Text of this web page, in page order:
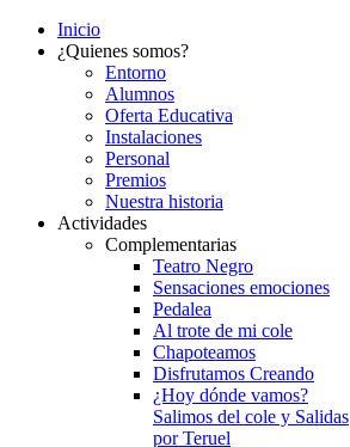
Inicio
¿Quienes somos?
Entorno
Alumnos
Oferta Educativa
Instalaciones
Personal
Premios
Nuestra historia
Actividades
Complementarias
Teatro Negro
Sensaciones emociones
Pedalea
Al trote de mi cole
Chapoteamos
Disfrutamos Creando
¿Hoy dónde vamos?
Salimos del cole y Salidas
por Teruel